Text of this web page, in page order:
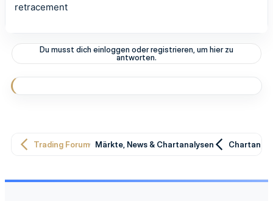
retracement
Du musst dich einloggen oder registrieren, um hier zu
antworten.
Trading Forum Märkte, News & Chartanalysen